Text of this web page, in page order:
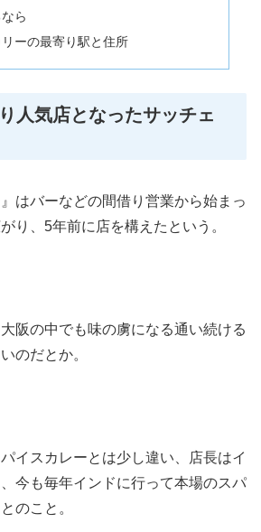
ら
ーの最寄り駅と住所
人気店となったサッチェ
はバーなどの間借り営業から始まっ
り、5年前に店を構えたという。
阪の中でも味の虜になる通い続ける
のだとか。
イスカレーとは少し違い、店長はイ
今も毎年インドに行って本場のスパ
のこと。